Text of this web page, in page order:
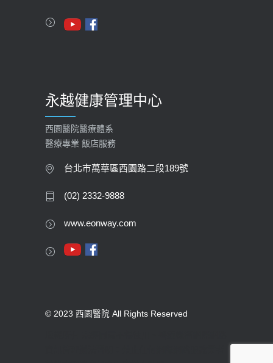
2023-09-27
永越健康管理中心
西園醫院醫療體系
醫療專業 飯店服務
台北市萬華區西園路二段189號
(02) 2332-9888
www.eonway.com
© 2023 西園醫院 All Rights Reserved